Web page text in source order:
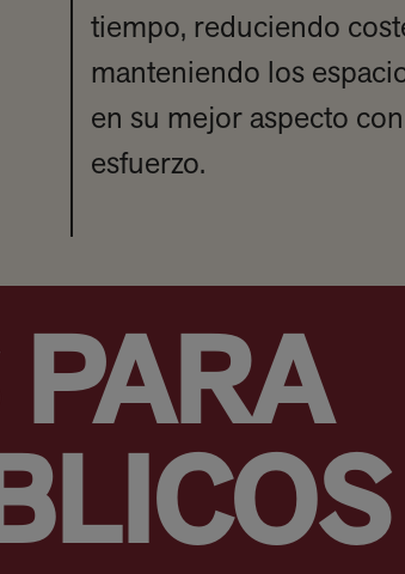
tiempo, reduciendo
manteniendo los
en su mejor aspecto
esfuerzo.